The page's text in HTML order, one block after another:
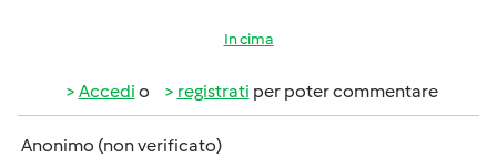
In cima
Accedi o registrati per poter commentare
Anonimo (non verificato)